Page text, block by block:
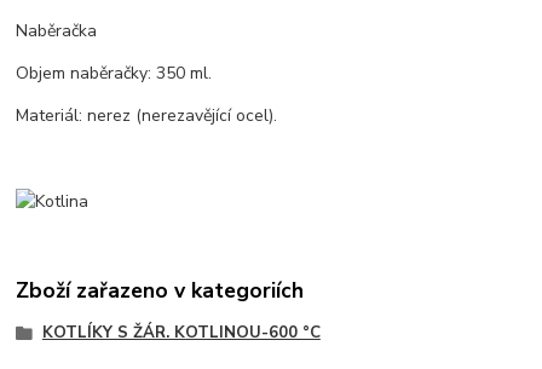
Naběračka
Objem naběračky: 350 ml.
Materiál: nerez (nerezavějící ocel).
Zboží zařazeno v kategoriích
KOTLÍKY S ŽÁR. KOTLINOU-600 °C